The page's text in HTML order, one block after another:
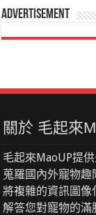
Advertisement
關於 毛起來
毛起來MaoUP提
蒐羅國內外寵物趣
將複雜的資訊圖像
解答您對寵物的